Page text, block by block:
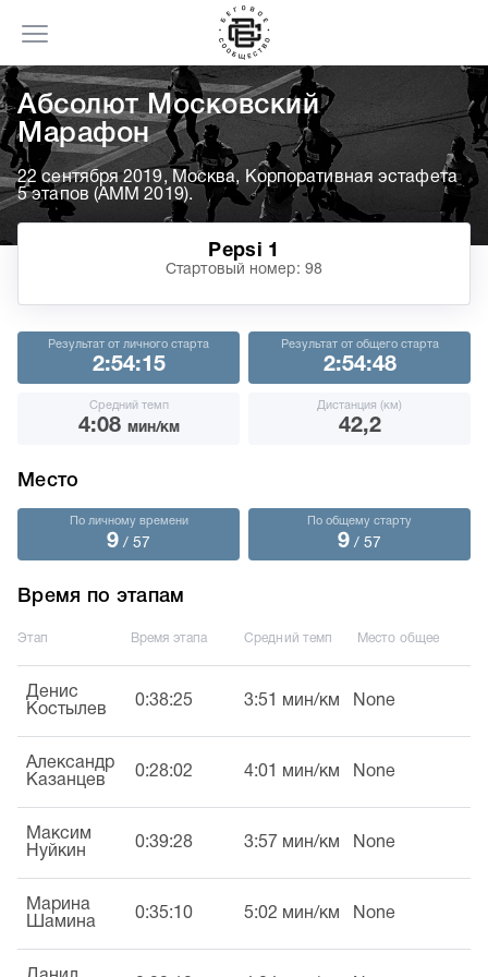
Абсолют Московский
Марафон
22 сентября 2019, Москва, Корпоративная эстафета
5 этапов (АММ 2019).
Pepsi 1
Стартовый номер: 98
Результат от личного старта
2:54:15
Результат от общего старта
2:54:48
Средний темп
4:08 мин/км
Дистанция (км)
42,2
Место
По личному времени
9 / 57
По общему старту
9 / 57
Время по этапам
Этап Время этапа Средний темп Место общее
Денис
Костылев
0:38:25 3:51 мин/км None
Александр
Казанцев
0:28:02 4:01 мин/км None
Максим
Нуйкин
0:39:28 3:57 мин/км None
Марина
Шамина
0:35:10 5:02 мин/км None